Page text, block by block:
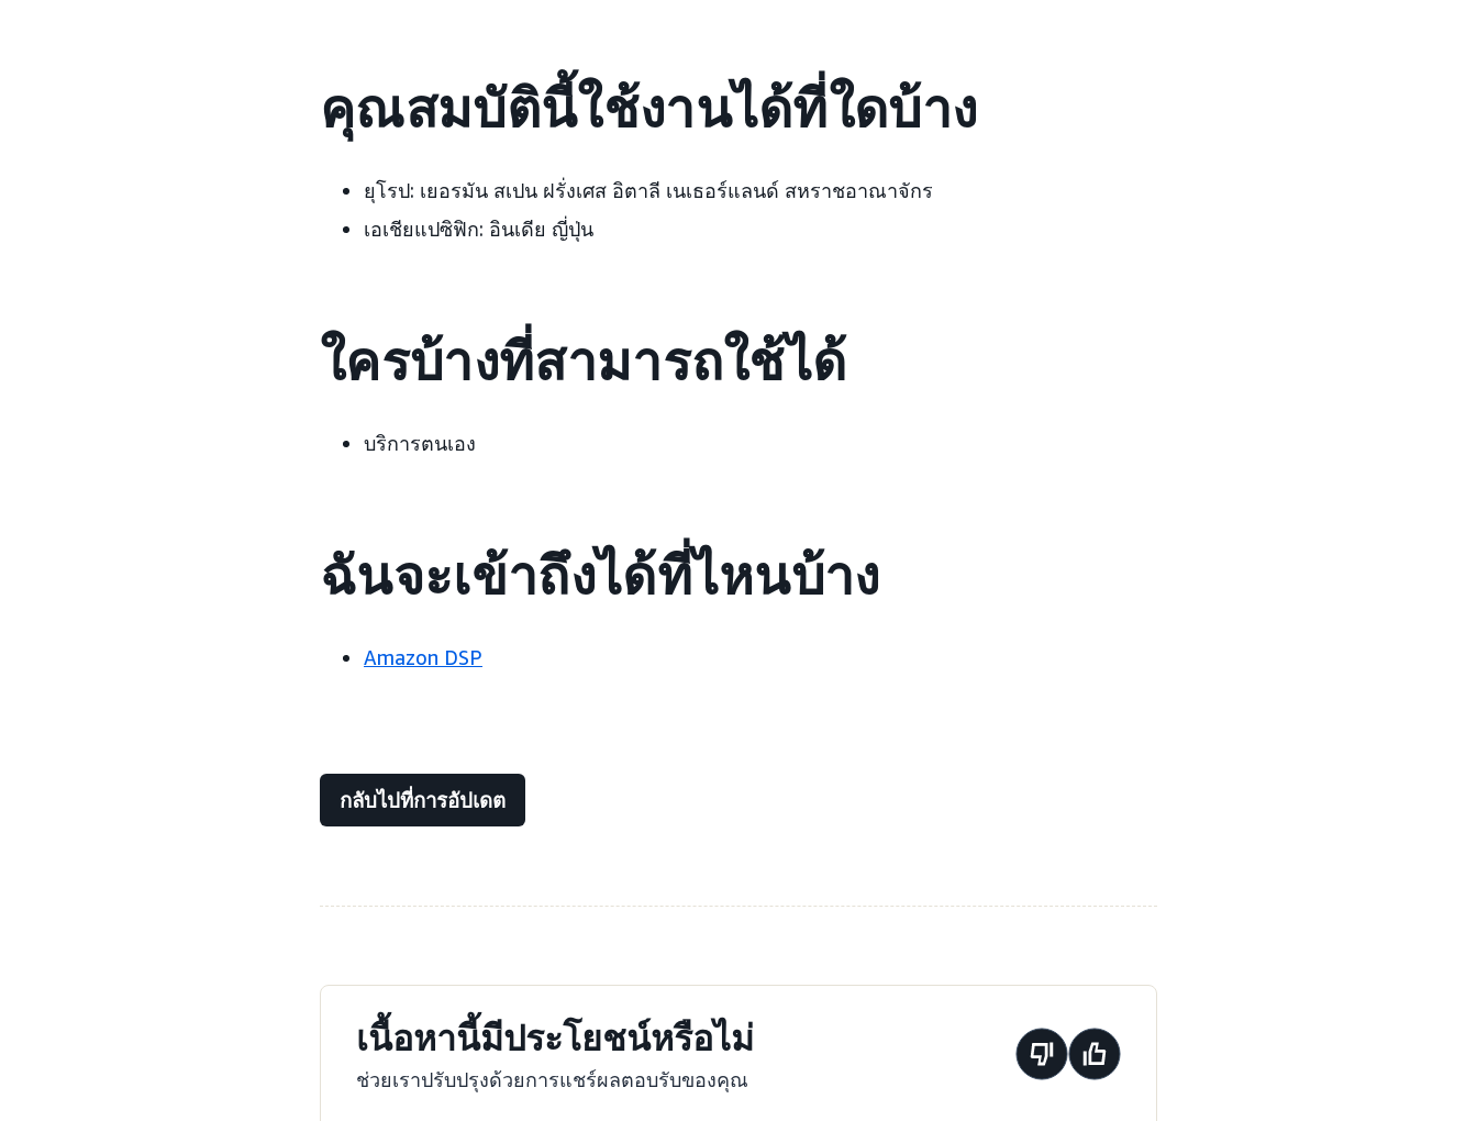
คุณสมบัตินี้ใช้งานได้ที่ใดบ้าง
ยุโรป: เยอรมัน สเปน ฝรั่งเศส อิตาลี เนเธอร์แลนด์ สหราชอาณาจักร
เอเชียแปซิฟิก: อินเดีย ญี่ปุ่น
ใครบ้างที่สามารถใช้ได้
บริการตนเอง
ฉันจะเข้าถึงได้ที่ไหนบ้าง
Amazon DSP
กลับไปที่การอัปเดต
เนื้อหานี้มีประโยชน์หรือไม่
ช่วยเราปรับปรุงด้วยการแชร์ผลตอบรับของคุณ